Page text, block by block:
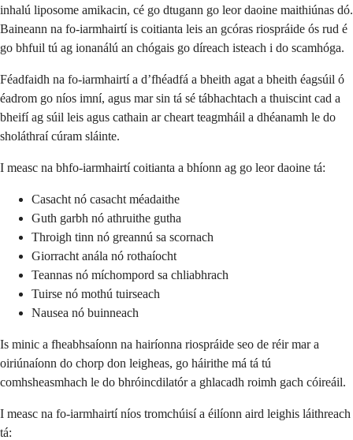
inhalú liposome amikacin, cé go dtugann go leor daoine maithiúnas dó.
Baineann na fo-iarmhairtí is coitianta leis an gcóras riospráide ós rud é
go bhfuil tú ag ionanálú an chógais go díreach isteach i do scamhóga.
Féadfaidh na fo-iarmhairtí a d’fhéadfá a bheith agat a bheith éagsúil ó
éadrom go níos imní, agus mar sin tá sé tábhachtach a thuiscint cad a
bheifí ag súil leis agus cathain ar cheart teagmháil a dhéanamh le do
sholáthraí cúram sláinte.
I measc na bhfo-iarmhairtí coitianta a bhíonn ag go leor daoine tá:
Casacht nó casacht méadaithe
Guth garbh nó athruithe gutha
Throigh tinn nó greannú sa scornach
Giorracht anála nó rothaíocht
Teannas nó míchompord sa chliabhrach
Tuirse nó mothú tuirseach
Nausea nó buinneach
Is minic a fheabhsaíonn na hairíonna riospráide seo de réir mar a
oiriúnaíonn do chorp don leigheas, go háirithe má tá tú
comhsheasmhach le do bhróincdilatór a ghlacadh roimh gach cóireáil.
I measc na fo-iarmhairtí níos tromchúisí a éilíonn aird leighis láithreach
tá: